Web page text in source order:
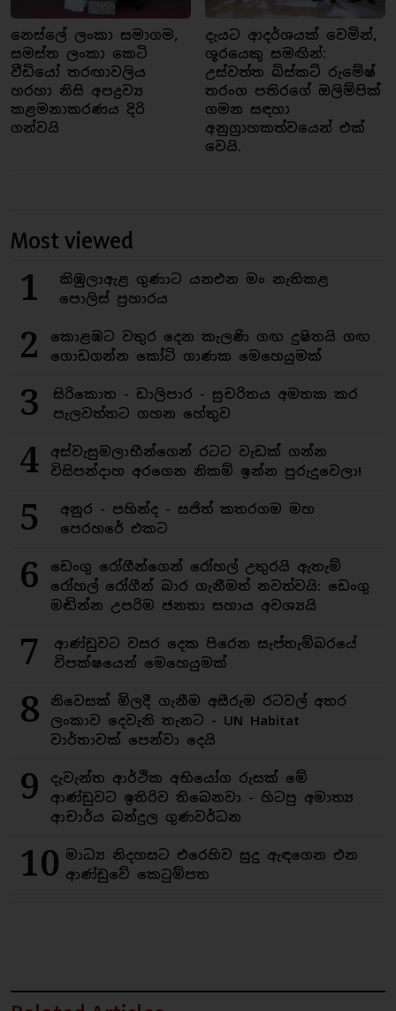
නෙස්ලේ ලංකා සමාගම,
සමස්ත ලංකා කෙටි
වීඩියෝ තරඟාවලිය
හරහා නිසි අපද්‍රව්‍ය
කළමනාකරණය දිරි
ගන්වයි
දැයට ආදර්ශයක් වෙමින්,
ශූරයෙකු සමඟින්:
උස්වත්ත බිස්කට් රුමේෂ්
තරංග පතිරගේ ඔලිම්පික්
ගමන සඳහා
අනුග්‍රාහකත්වයෙන් එක්
වෙයි.
Most viewed
1
කිඹුලාඇළ ගුණාට යනඑන මං නැතිකළ
පොලිස් ප්‍රහාරය
2
කොළඹට වතුර දෙන කැලණි ගඟ දුෂිතයි ගඟ
ගොඩගන්න කෝටි ගාණක මෙහෙයුමක්
3
සිරිකොත - ඩාලිපාර - සුචරිතය අමතක කර
පැලවත්තට ගහන හේතුව
4
අස්වැසුමලාභීන්ගෙන් රටට වැඩක් ගන්න
විසිපන්දාහ අරගෙන නිකම් ඉන්න පුරුදුවෙලා!
5
අනුර - පහින්ද - සජිත් කතරගම මහ
පෙරහරේ එකට
6
ඩෙංගු රෝගීන්ගෙන් රෝහල් උතුරයි ඇතැම්
රෝහල් රෝගීන් බාර ගැනීමත් නවත්වයි: ඩෙංගු
මඬින්න උපරිම ජනතා සහාය අවශ්‍යයි
7
ආණ්ඩුවට වසර දෙක පිරෙන සැප්තැම්බරයේ
විපක්ෂයෙන් මෙහෙයුමක්
8
නිවෙසක් මිලදී ගැනීම අසීරුම රටවල් අතර
ලංකාව දෙවැනි තැනට - UN Habitat
වාර්තාවක් පෙන්වා දෙයි
9
දැවැන්ත ආර්ථික අභියෝග රුසක් මේ
ආණ්ඩුවට ඉතිරිව තිබෙනවා - හිටපු අමාත්‍ය
ආචාර්ය බන්දුල ගුණවර්ධන
10 මාධ්‍ය නිදහසට එරෙහිව සුදු ඇඳගෙන එන
ආණ්ඩුවේ කෙටුම්පත